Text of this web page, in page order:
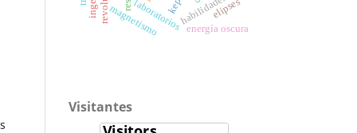
laboratorioshabilidades
magnetismo elipses
energía oscura
Visitantes